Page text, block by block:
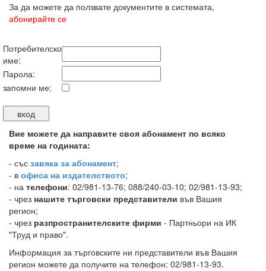
За да можете да ползвате документите в системата,
абонирайте се
Потребителско
име:
Парола:
запомни ме:
Вие можете да направите своя абонамент по всяко
време на годината:
- със завяка за абонамент;
- в офиса на издателството;
- на телефони: 02/981-13-76; 088/240-03-10; 02/981-13-93;
- чрез нашите търговски представители във Вашия
регион;
- чрез разпространителските фирми - Партньори на ИК
"Труд и право".
Информация за търговските ни представители във Вашия
регион можете да получите на телефон: 02/981-13-93.